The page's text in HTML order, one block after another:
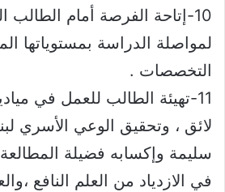
10-إتاحة الفرصة أمام الطالب
لمواصلة الدراسة بمستوياتها
التخصصات .
11-تهيئة الطالب للعمل في
لائق ، وتحقيق الوعي الأسري
سليمة وإكسابه فضيلة المطالعة
في الازدياد من العلم النافع